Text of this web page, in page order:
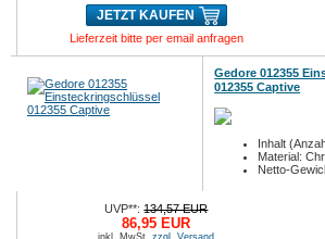
JETZT KAUFEN
Lieferzeit bitte per email anfragen
Gedore 012355
012355 Captive
Inhalt
Material:
Netto-
UVP**:134,57 EUR
86,95 EUR
inkl. MwSt.zzgl. Versand